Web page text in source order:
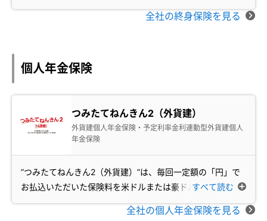
全社の終身保険を見る
個人年金保険
つみたてねんきん2（外貨建）
外貨建個人年金保険・予定利率金利連動型外貨建個人
年金保険
”つみたてねんきん2（外貨建）”は、毎回一定額の「円」で
お払込いただいた保険料を米ドルまたは豪ドルで…
すべて読む
全社の個人年金保険を見る